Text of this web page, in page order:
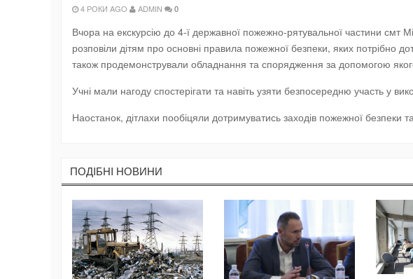
4 РОКИ AGO ADMIN 0
Вчора на екскурсію до 4-ї державної пожежно-рятувальної частини смт
розповіли дітям про основні правила пожежної безпеки, яких потрібно
також продемонстрували обладнання та спорядження за допомогою
Учні мали нагоду спостерігати та навіть узяти безпосередню участь у
Наостанок, дітлахи пообіцяли дотримуватись заходів пожежної безпеки
ПОДIБНI НОВИНИ